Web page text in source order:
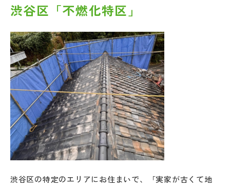
渋谷区「不燃化特区」
渋谷区の特定のエリアにお住まいで、「実家が古くて地